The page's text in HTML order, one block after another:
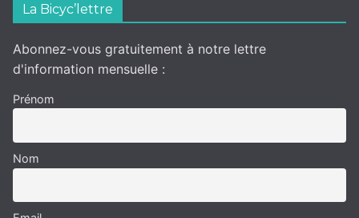
La Bicyc’lettre
Abonnez-vous gratuitement à notre lettre
d'information mensuelle :
Prénom
Nom